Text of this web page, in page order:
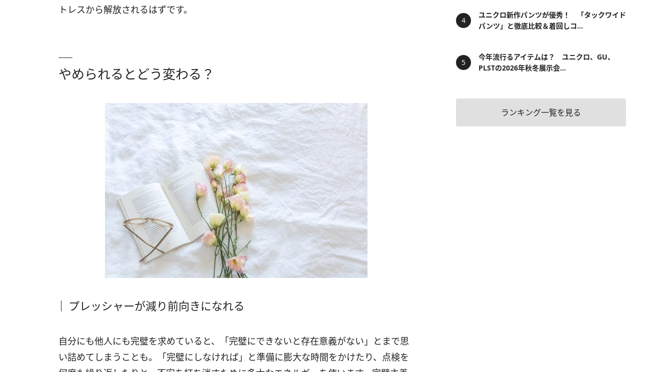
トレスから解放されるはずです。
やめられるとどう変わる？
プレッシャーが減り前向きになれる
自分にも他人にも完璧を求めていると、「完璧にできないと存在意義がない」とまで思
い詰めてしまうことも。「完璧にしなければ」と準備に膨大な時間をかけたり、点検を
ユニクロ新作パンツが優秀！ 「タックワイド
パンツ」と徹底比較＆着回しコ...
今年流行るアイテムは？ ユニクロ、GU、
PLSTの2026年秋冬展示会...
ランキング一覧を見る